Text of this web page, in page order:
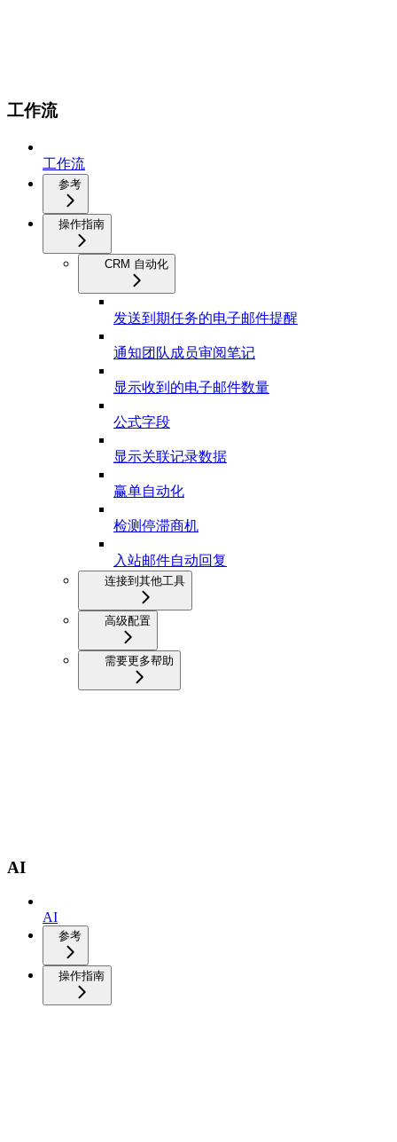
工作流
工作流
参考
操作指南
CRM 自动化
发送到期任务的电子邮件提醒
通知团队成员审阅笔记
显示收到的电子邮件数量
公式字段
显示关联记录数据
赢单自动化
检测停滞商机
入站邮件自动回复
连接到其他工具
高级配置
需要更多帮助
AI
AI
参考
操作指南